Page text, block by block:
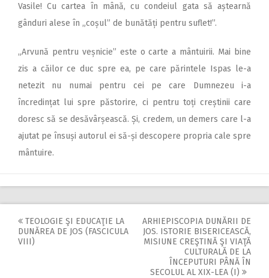
Vasile! Cu cartea în mână, cu condeiul gata să aștearnă
gânduri alese în „coșul” de bunătăți pentru suflet!”.
„Arvună pentru veșnicie” este o carte a mântuirii. Mai bine
zis a căilor ce duc spre ea, pe care părintele Ispas le-a
netezit nu numai pentru cei pe care Dumnezeu i-a
încredințat lui spre păstorire, ci pentru toți creștinii care
doresc să se desăvârșească. Și, credem, un demers care l-a
ajutat pe însuși autorul ei să-și descopere propria cale spre
mântuire.
Post
TEOLOGIE ŞI EDUCAŢIE LA
DUNĂREA DE JOS (FASCICULA
VIII)
ARHIEPISCOPIA DUNĂRII DE
JOS. ISTORIE BISERICEASCĂ,
MISIUNE CREŞTINĂ ŞI VIAŢĂ
CULTURALĂ DE LA
ÎNCEPUTURI PÂNĂ ÎN
SECOLUL AL XIX-LEA (I)